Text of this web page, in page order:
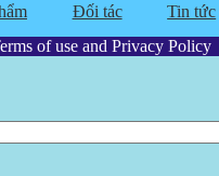
Đối tác Tin tức
of use and Privacy Policy